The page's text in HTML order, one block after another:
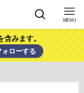
MENU
みます。
ローする